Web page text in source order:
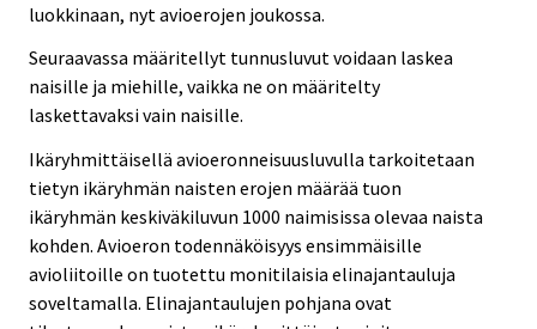
luokkinaan, nyt avioerojen joukossa.
Seuraavassa määritellyt tunnusluvut voidaan laskea
naisille ja miehille, vaikka ne on määritelty
laskettavaksi vain naisille.
Ikäryhmittäisellä avioeronneisuusluvulla tarkoitetaan
tietyn ikäryhmän naisten erojen määrää tuon
ikäryhmän keskiväkiluvun 1000 naimisissa olevaa naista
kohden. Avioeron todennäköisyys ensimmäisille
avioliitoille on tuotettu monitilaisia elinajantauluja
soveltamalla. Elinajantaulujen pohjana ovat